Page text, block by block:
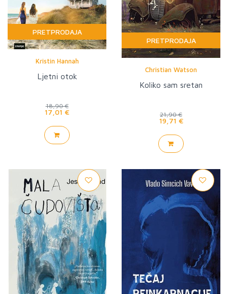
PRETPRODAJA
Kristin Hannah
Ljetni otok
18,90 €
17,01 €
PRETPRODAJA
Christian Watson
Koliko sam sretan
21,90 €
19,71 €